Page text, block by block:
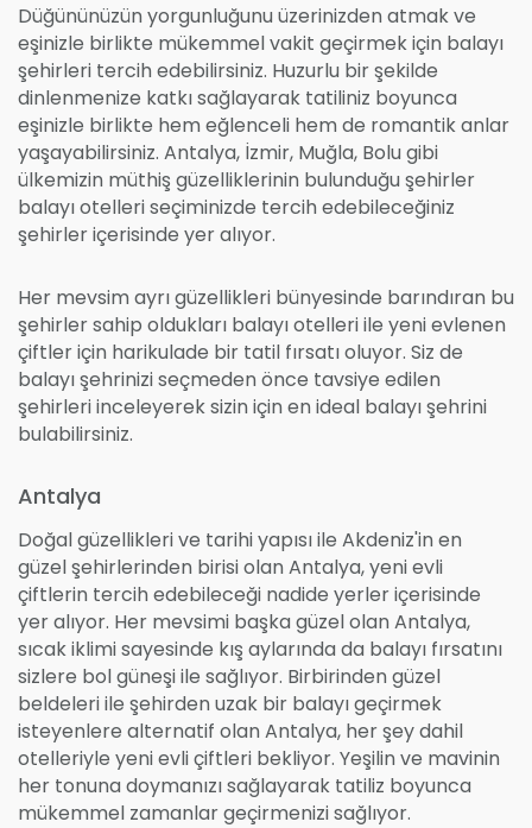
Düğününüzün yorgunluğunu üzerinizden atmak ve
eşinizle birlikte mükemmel vakit geçirmek için balayı
şehirleri tercih edebilirsiniz. Huzurlu bir şekilde
dinlenmenize katkı sağlayarak tatiliniz boyunca
eşinizle birlikte hem eğlenceli hem de romantik anlar
yaşayabilirsiniz. Antalya, İzmir, Muğla, Bolu gibi
ülkemizin müthiş güzelliklerinin bulunduğu şehirler
balayı otelleri seçiminizde tercih edebileceğiniz
şehirler içerisinde yer alıyor.
Her mevsim ayrı güzellikleri bünyesinde barındıran bu
şehirler sahip oldukları balayı otelleri ile yeni evlenen
çiftler için harikulade bir tatil fırsatı oluyor. Siz de
balayı şehrinizi seçmeden önce tavsiye edilen
şehirleri inceleyerek sizin için en ideal balayı şehrini
bulabilirsiniz.
Antalya
Doğal güzellikleri ve tarihi yapısı ile Akdeniz'in en
güzel şehirlerinden birisi olan Antalya, yeni evli
çiftlerin tercih edebileceği nadide yerler içerisinde
yer alıyor. Her mevsimi başka güzel olan Antalya,
sıcak iklimi sayesinde kış aylarında da balayı fırsatını
sizlere bol güneşi ile sağlıyor. Birbirinden güzel
beldeleri ile şehirden uzak bir balayı geçirmek
isteyenlere alternatif olan Antalya, her şey dahil
otelleriyle yeni evli çiftleri bekliyor. Yeşilin ve mavinin
her tonuna doymanızı sağlayarak tatiliz boyunca
mükemmel zamanlar geçirmenizi sağlıyor.